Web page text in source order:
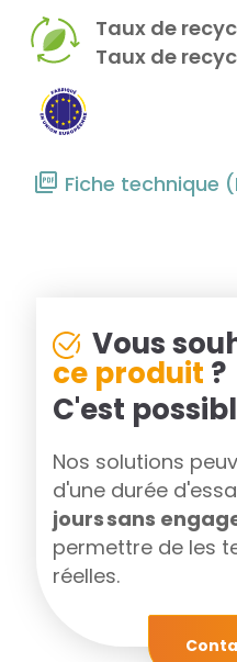
Taux de
Taux de
Fiche technique
Vous
ce produit ?
C'est
Nos solutions
d'une durée
jours sans
permettre de les
réelles.